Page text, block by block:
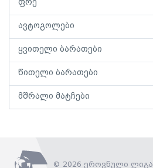
ფრე
ავტოგოლები
ყვითელი ბარათები
წითელი ბარათები
მშრალი მატჩები
© 2026 ეროვნული ლიგა